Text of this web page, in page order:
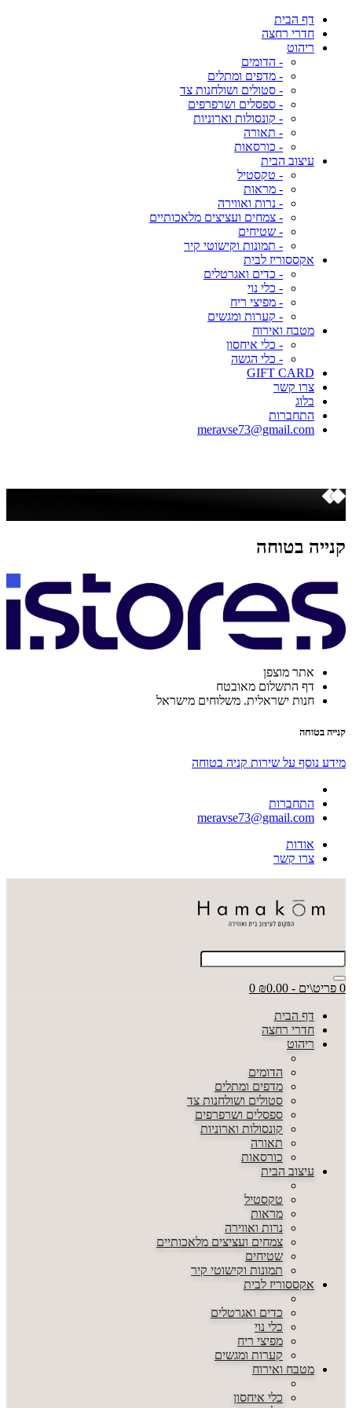
דף הבית
חדרי רחצה
ריהוט
- הדומים
- מדפים ומתלים
- סטולים ושולחנות צד
- ספסלים ושרפרפים
- קונסולות וארוניות
- תאורה
- כורסאות
עיצוב הבית
- טקסטיל
- מראות
- נרות ואווירה
- צמחים ועציצים מלאכותיים
- שטיחים
- תמונות וקישוטי קיר
אקססוריז לבית
- כדים ואגרטלים
- כלי נוי
- מפיצי ריח
- קערות ומגשים
מטבח ואירוח
- כלי איחסון
- כלי הגשה
GIFT CARD
צרו קשר
בלוג
התחברות
meravse73@gmail.com
קנייה בטוחה
אתר מוצפן
דף התשלום מאובטח
חנות ישראלית. משלוחים מישראל
קנייה בטוחה
מידע נוסף על שירות קניה בטוחה
התחברות
meravse73@gmail.com
אודות
צרו קשר
0 פריט\ים - ₪0.00 0
דף הבית
חדרי רחצה
ריהוט
הדומים
מדפים ומתלים
סטולים ושולחנות צד
ספסלים ושרפרפים
קונסולות וארוניות
תאורה
כורסאות
עיצוב הבית
טקסטיל
מראות
נרות ואווירה
צמחים ועציצים מלאכותיים
שטיחים
תמונות וקישוטי קיר
אקססוריז לבית
כדים ואגרטלים
כלי נוי
מפיצי ריח
קערות ומגשים
מטבח ואירוח
כלי איחסון